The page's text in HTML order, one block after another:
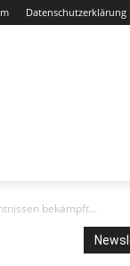
Datenschutzerklärung
bekämpft...